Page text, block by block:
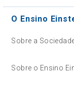
O Ensino
Sobre a
Sobre o Ensino